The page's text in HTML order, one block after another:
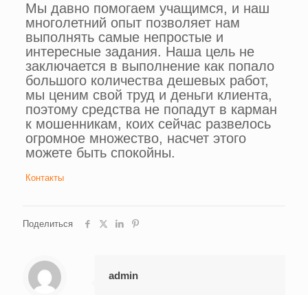
Мы давно помогаем учащимся, и наш
многолетний опыт позволяет нам
выполнять самые непростые и
интересные задания. Наша цель не
заключается в выполнение как попало
большого количества дешевых работ,
мы ценим свой труд и деньги клиента,
поэтому средства не попадут в карман
к мошенникам, коих сейчас развелось
огромное множество, насчет этого
можете быть спокойны.
Контакты
Поделиться
admin